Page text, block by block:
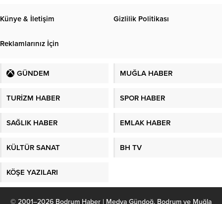
Künye & İletişim Gizlilik Politikası
Reklamlarınız İçin
GÜNDEM MUĞLA HABER
TURİZM HABER SPOR HABER
SAĞLIK HABER EMLAK HABER
KÜLTÜR SANAT BH TV
KÖŞE YAZILARI
© 2001–2026 Bodrum Haber | Medya Gündoğ. Bodrum ve Muğla